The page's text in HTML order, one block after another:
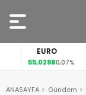
EURO
55,02980,07%
ANASAYFA Gündem